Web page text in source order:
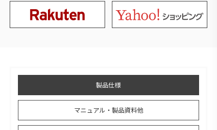
製品仕様
マニュアル・製品資料他